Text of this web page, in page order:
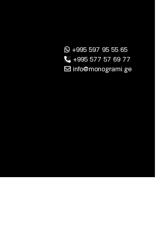
+995 597 95 55 65
+995 577 57 69 77
info@monogrami.ge